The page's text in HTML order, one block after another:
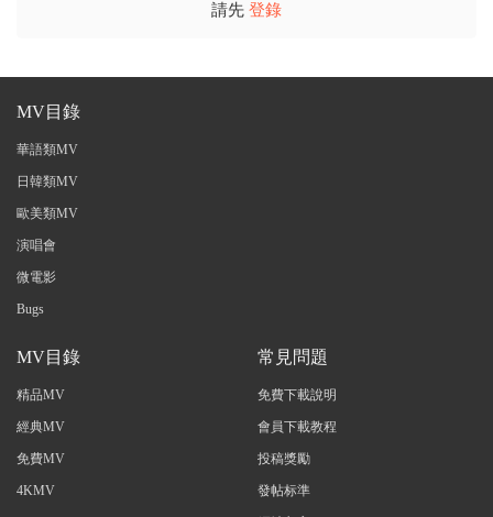
請先 登錄
MV目錄
華語類MV
日韓類MV
歐美類MV
演唱會
微電影
Bugs
MV目錄
精品MV
經典MV
免費MV
4KMV
常見問題
免費下載說明
會員下載教程
投稿獎勵
發帖标準